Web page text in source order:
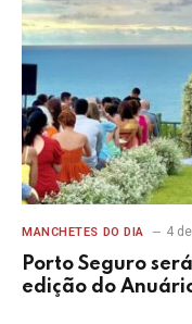
MANCHETES DO DIA 4
Porto Seguro
edição do